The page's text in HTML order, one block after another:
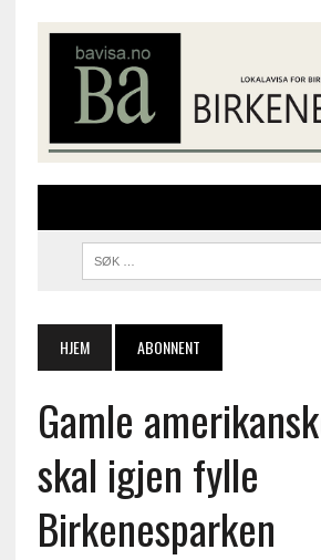
HJEM ABONNENT
Gamle
skal igjen fylle
Birkenesparken